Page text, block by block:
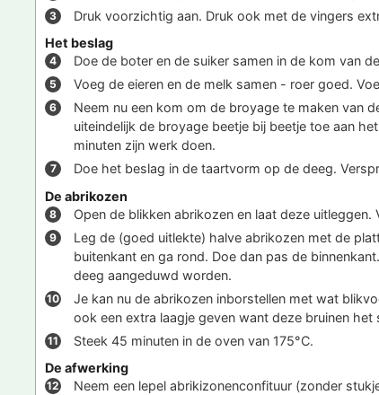
Druk voorzichtig aan. Druk ook met de vingers
Het beslag
Doe de boter en de suiker samen in de kom van
Voeg de eieren en de melk samen - roer goed.
Neem nu een kom om de broyage te maken van
uiteindelijk de broyage beetje bij beetje toe aan
minuten zijn werk doen.
Doe het beslag in de taartvorm op de deeg.
De abrikozen
Open de blikken abrikozen en laat deze
Leg de (goed uitlekte) halve abrikozen met de
buitenkant en ga rond. Doe dan pas de
deeg aangeduwd worden.
Je kan nu de abrikozen inborstellen met wat
ook een extra laagje geven want deze bruinen het
Steek 45 minuten in de oven van 175°C.
De afwerking
Neem een lepel abrikizonenconfituur (zonder